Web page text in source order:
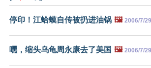
停印！江蛤蟆自传被扔进油锅 🖼️ 2006/7/29
嘿，缩头乌龟周永康去了美国 🖼️ 2006/7/29